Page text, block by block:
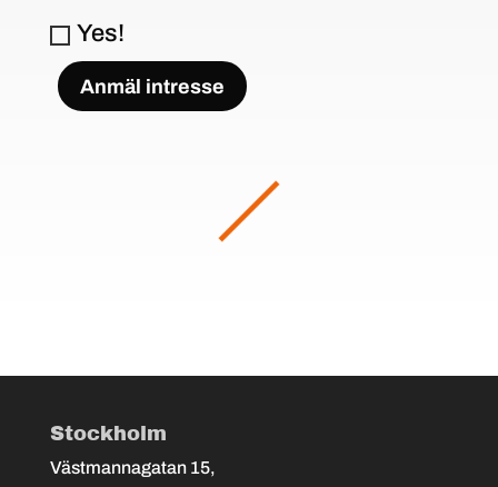
Yes!
Anmäl intresse
Stockholm
Västmannagatan 15,